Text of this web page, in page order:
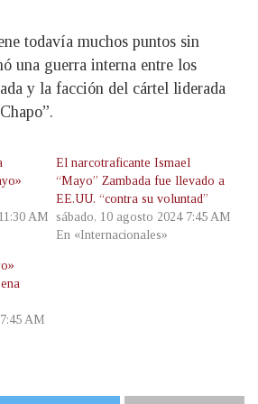
todavía muchos puntos sin
una guerra interna entre los
y la facción del cártel liderada
AM
El narcotraficante Ismael
“Mayo” Zambada fue llevado a
EE.UU. “contra su voluntad”
sábado, 10 agosto 2024 7:45 AM
En «Internacionales»
AM